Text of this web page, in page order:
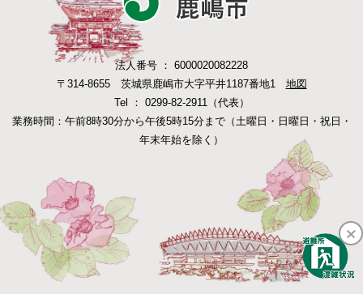
法人番号 ： 6000020082228
〒314-8655 茨城県鹿嶋市大字平井1187番地1 地図
Tel ： 0299-82-2911（代表）
業務時間：午前8時30分から午後5時15分まで（土曜日・日曜日・祝日・
年末年始を除く）